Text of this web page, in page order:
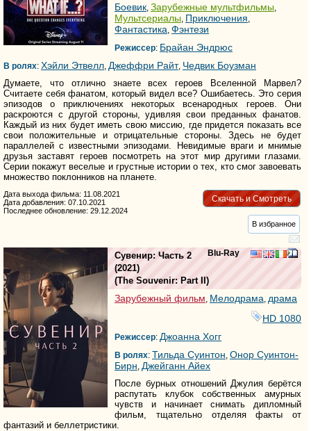
Боевик, Зарубежные мультфильмы,
Мультсериалы, Приключения,
Фантастика, Фэнтези
Режиссер: Брайан Эндрюс
В ролях: Хэйли Этвелл, Джеффри Райт, Чедвик Боузман
Думаете, что отлично знаете всех героев Вселенной Марвел?
Считаете себя фанатом, который видел все? Ошибаетесь. Это серия
эпизодов о приключениях некоторых всенародных героев. Они
раскроются с другой стороны, удивляя свои преданных фанатов.
Каждый из них будет иметь свою миссию, где придется показать все
свои положительные и отрицательные стороны. Здесь не будет
параллелей с известными эпизодами. Невидимые враги и мнимые
друзья заставят героев посмотреть на этот мир другими глазами.
Серии покажут веселые и грустные истории о тех, кто смог завоевать
множество поклонников на планете.
Скачать и Смотреть
Дата выхода фильма: 11.08.2021
Дата добавления: 07.10.2021
Последнее обновление: 29.12.2024
В избранное
Blu-Ray
Сувенир: Часть 2
(2021)
(The Souvenir: Part II)
Зарубежный фильм Мелодрама драма
HD 1080
Режиссер: Джоанна Хогг
В ролях: Тильда Суинтон Онор Суинтон-
Бирн Джейганн Айех
После бурных отношений Джулия берётся
распутать клубок собственных амурных
чувств и начинает снимать дипломный
фильм, тщательно отделяя факты от
фантазий и беллетристики.